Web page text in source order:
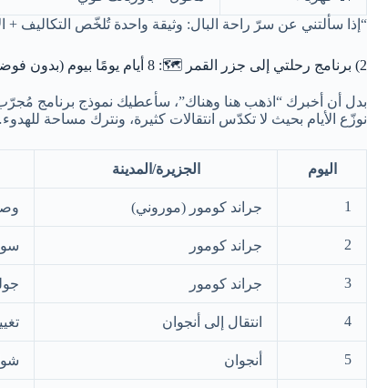
“إذا سألتني عن سرّ راحة البال: وثيقة واحدة تُلخّص التكاليف +
2) برنامج رحلتي إلى جزر القمر 🗺️: 8 أيام يومًا بيوم (بدون فوضى)
بدل أن أخبرك “اذهب هنا وهناك”، سأعطيك نموذج برنامج
نوزّع الأيام بحيث لا تكدّس انتقالات كثيرة، ونترك مساحة
اليوم الجزيرة/المدينة
1 جراند كومور (موروني)
2 جراند كومور
3 جراند كومور
4 انتقال إلى أنجوان
5 أنجوان